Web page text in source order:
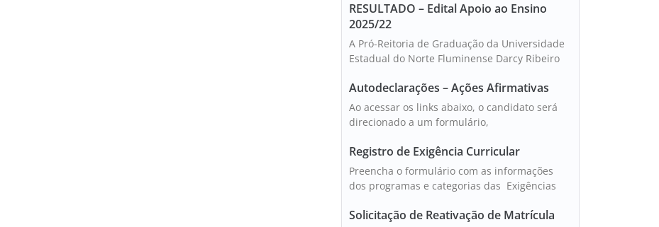
RESULTADO – Edital Apoio ao Ensino
2025/22
A Pró-Reitoria de Graduação da Universidade
Estadual do Norte Fluminense Darcy Ribeiro
Autodeclarações – Ações Afirmativas
Ao acessar os links abaixo, o candidato será
direcionado a um formulário,
Registro de Exigência Curricular
Preencha o formulário com as informações
dos programas e categorias das Exigências
Solicitação de Reativação de Matrícula